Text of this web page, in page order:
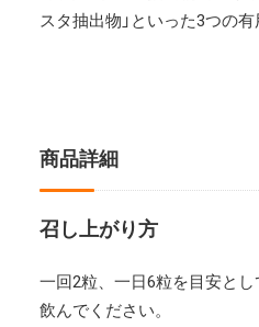
スタ抽出物」といった3つの有
商品詳細
召し上がり方
一回2粒、一日6粒を目安と
飲んでください。